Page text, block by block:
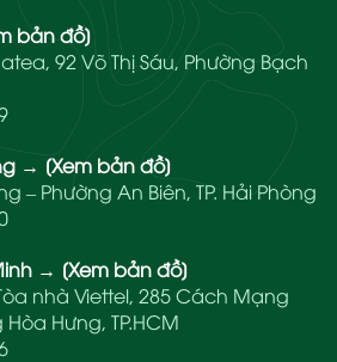
bản đồ]
92 Võ Thị Sáu, Phường Bạch
→ [Xem bản đồ]
– Phường An Biên, TP. Hải Phòng
→ [Xem bản đồ]
nhà Viettel, 285 Cách Mạng
Hưng, TP.HCM